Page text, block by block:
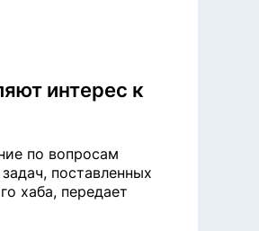
интерес к
по вопросам
поставленных
хаба, передает